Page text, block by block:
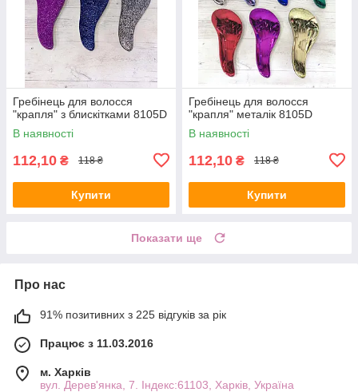
Гребінець для волосся
"крапля" з блискітками 8105D
В наявності
112,10 ₴ 118 ₴
Купити
Гребінець для волосся
"крапля" металік 8105D
В наявності
112,10 ₴ 118 ₴
Купити
Показати ще
Про нас
91% позитивних з 225 відгуків за рік
Працює з 11.03.2016
м. Харків
вул. Дерев'янка, 7. Індекс:61103, Харків, Україна